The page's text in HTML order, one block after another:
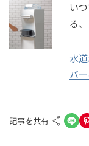
い
る
水
バ
記事を共有